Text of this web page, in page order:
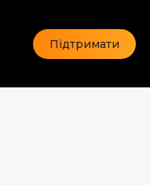
Підтримати